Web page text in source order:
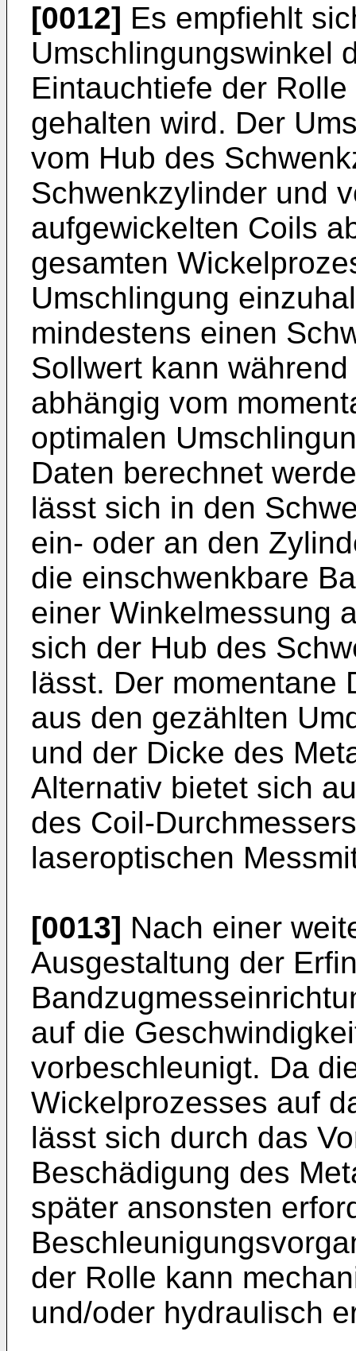
[0012] Es empfiehlt
Umschlingungswinkel
Eintauchtiefe der
gehalten wird. Der
vom Hub des
Schwenkzylinder und
aufgewickelten Coils
gesamten
Umschlingung
mindestens einen
Sollwert kann
abhängig vom
optimalen
Daten berechnet
lässt sich in den
ein- oder an den
die einschwenkbare
einer Winkelmessung
sich der Hub des
lässt. Der momentane
aus den gezählten
und der Dicke des
Alternativ bietet sich
des Coil-
laseroptischen
[0013] Nach einer
Ausgestaltung der
auf die
vorbeschleunigt. Da
Wickelprozesses auf
lässt sich durch das
Beschädigung des
später ansonsten
der Rolle kann
und/oder hydraulisch